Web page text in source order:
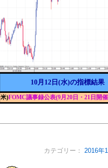
10月12日(水)の指標結果
米)FOMC議事録公表(9月20日・21日開
カテゴリー： 2016年